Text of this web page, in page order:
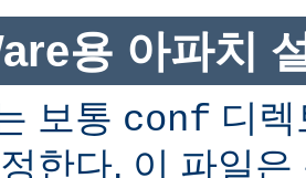
용 아파치
보통 conf 디
한다. 이 파일